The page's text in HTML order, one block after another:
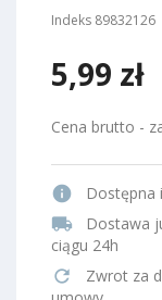
Indeks 89832126
5,99 zł
Cena brutto -
info Dostępna
local_shipping
Dostawa
ciągu 24h
refresh
Zwrot za